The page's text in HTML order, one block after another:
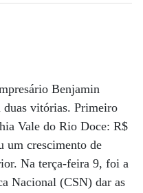
Benjamin
duas vitórias. Primeiro
Vale do Rio Doce: R$
um crescimento de
Na terça-feira 9, foi a
Nacional (CSN) dar as